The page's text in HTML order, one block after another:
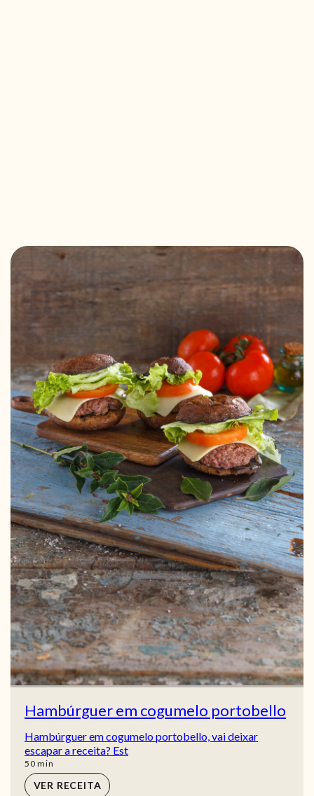
Hambúrguer em cogumelo portobello
Hambúrguer em cogumelo portobello, vai deixar
escapar a receita? Est
50min
min
VER RECEITA